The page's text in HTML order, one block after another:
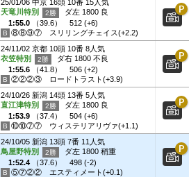
25/01/06 中京 16頭 10番 15人気
天竜川特別
ダ左 1800 良
1:55.0 （39.6）
512 (+6)
⑧⑧⑨⑦
スリリングチェイス(+2.2)
24/11/02 京都 10頭 10番 8人気
衣笠特別
ダ右 1800 不良
1:55.6 （41.8）
506 (+2)
②②②③
ロードトラスト(+3.9)
24/10/26 新潟 14頭 13番 5人気
直江津特別
ダ左 1800 良
1:53.9 （37.4）
504 (+6)
⑩⑩⑦⑦
ウィステリアリヴァ(+1.1)
24/10/05 新潟 13頭 7番 11人気
鳥屋野特別
ダ左 1800 稍重
1:52.4 （37.6）
498 (-2)
⑤⑦②②
エスティメート(+0.1)